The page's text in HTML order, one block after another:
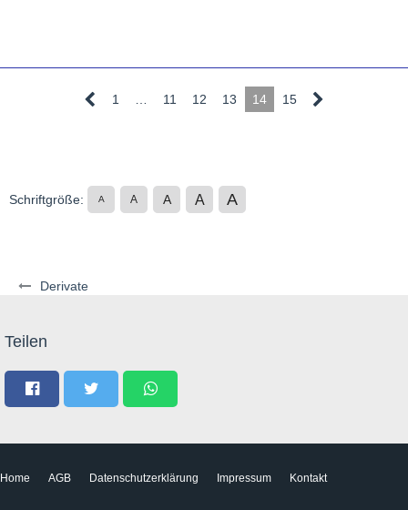
Derivate
1 11 12 13 14 15
Schriftgröße: A A A A A
Teilen
Home AGB Datenschutzerklärung Impressum Kontakt